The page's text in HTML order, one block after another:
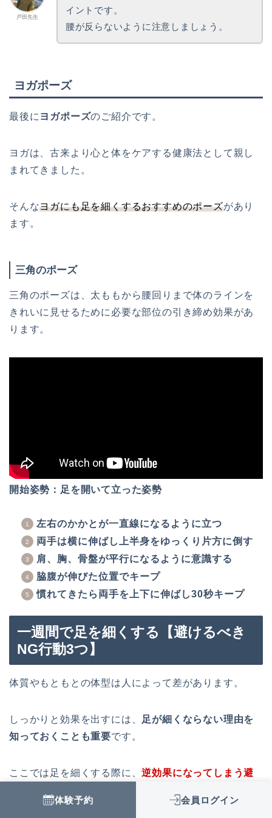
戸田先生
イントです。
腰が反らないように注意しましょう。
ヨガポーズ
最後に ヨガポーズのご紹介です。
ヨガは、古来より心と体をケアする健康法として親し
まれてきました。
そんなヨガにも足を細くするおすすめのポーズがあり
ます。
三角のポーズ
三角のポーズは、太ももから腰回りまで体のラインを
きれいに見せるために必要な部位の引き締め効果があ
ります。
開始姿勢：足を開いて立った姿勢
左右のかかとが一直線になるように立つ
両手は横に伸ばし上半身をゆっくり片方に倒す
肩、胸、骨盤が平行になるように意識する
脇腹が伸びた位置でキープ
慣れてきたら両手を上下に伸ばし30秒キープ
一週間で足を細くする【避けるべき
NG行動3つ】
体質やもともとの体型は人によって差があります。
しっかりと効果を出すには、 足が細くならない理由を
知っておくことも重要です。
ここでは足を細くする際に、逆効果になってしまう避
体験予約
会員ログイン